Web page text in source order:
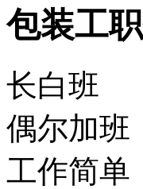
包装工
长白班
偶尔加班
工作简单